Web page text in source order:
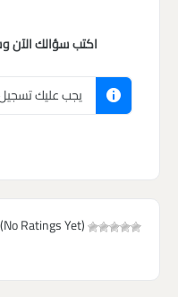
اكتب سؤالك الآن
يجب عليك
(No Ratings Yet)